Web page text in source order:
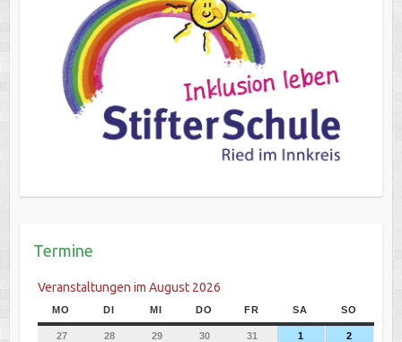
Termine
Veranstaltungen im August 2026
MO DI MI DO FR SA SO
27 28 29 30 31 1 2